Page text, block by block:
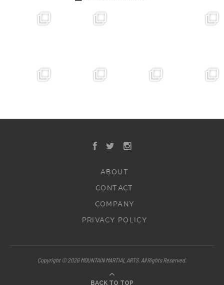
ABOUT
CONTACT
COMPANY
PRIVACY POLICY
Copyright © 2026 MOUNTAIN MARTIAL ARTS. All Rights Reserved.
BACK TO TOP